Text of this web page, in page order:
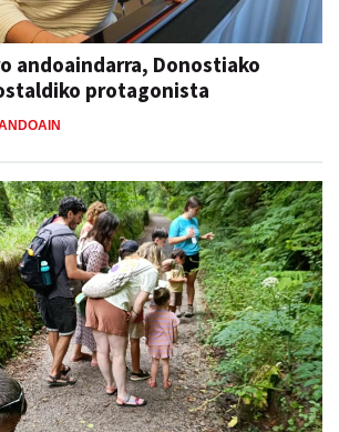
andoaindarra, Donostiako
protagonista